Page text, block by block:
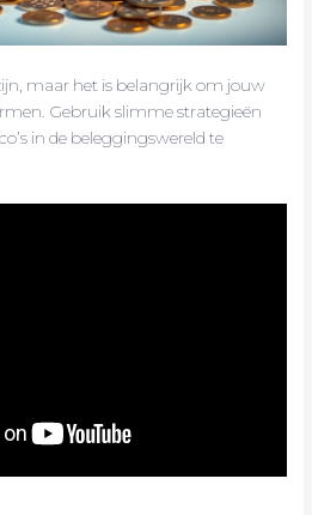
maar het is belangrijk om jouw
Gebruik slimme strategieën
in de beleggingswereld te